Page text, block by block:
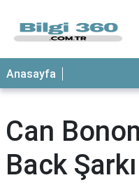
ANASAYFA
Anasayfa
Can
Back